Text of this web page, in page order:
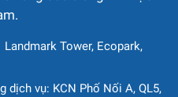
cabin): 10.535 kg
Tower, Ecopark,
dịch vụ: KCN Phố Nối A, QL5,